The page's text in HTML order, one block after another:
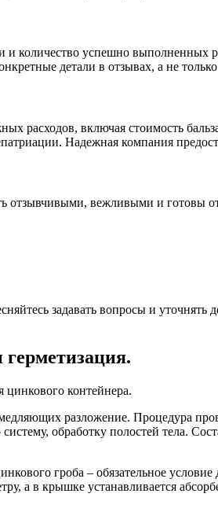
количество успешно
детали в отзывах, а не
расходов, включая стоимость
Надежная компания
вежливыми и готовы
задавать вопросы и
герметизация.
цинкового контейнера.
разложение. Процедура
обработку полостей тела.
гроба – обязательное
а в крышке устанавливается